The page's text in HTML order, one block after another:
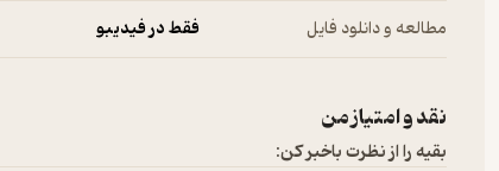
مطالعه و دانلود فایل فقط در فیدیبو
نقد و امتیاز من
بقیه را از نظرت باخبر کن: